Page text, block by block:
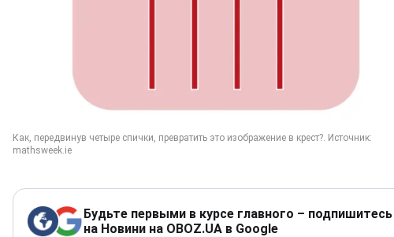
Будьте первыми в курсе главного – подпишитесь
на Новини на OBOZ.UA в Google